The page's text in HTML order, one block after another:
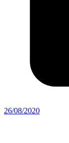
26/08/2020